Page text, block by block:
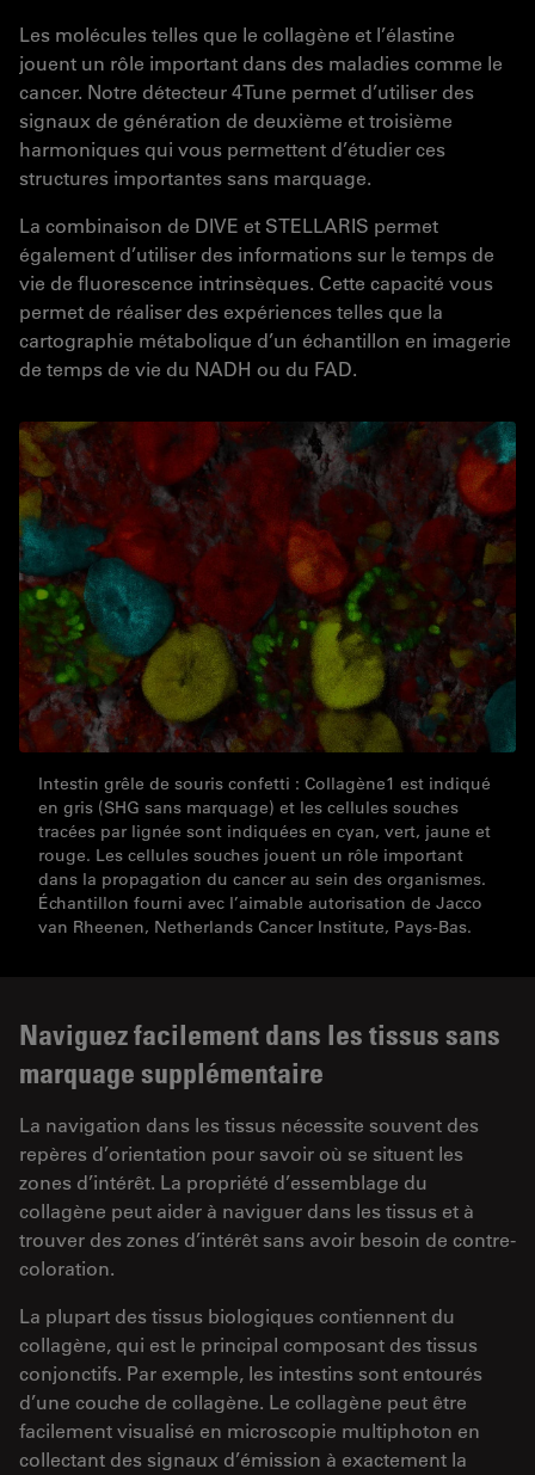
Les molécules telles que le collagène et l’élastine
jouent un rôle important dans des maladies comme le
cancer. Notre détecteur 4Tune permet d’utiliser des
signaux de génération de deuxième et troisième
harmoniques qui vous permettent d’étudier ces
structures importantes sans marquage.
La combinaison de DIVE et STELLARIS permet
également d’utiliser des informations sur le temps de
vie de fluorescence intrinsèques. Cette capacité vous
permet de réaliser des expériences telles que la
cartographie métabolique d’un échantillon en imagerie
de temps de vie du NADH ou du FAD.
Intestin grêle de souris confetti : Collagène1 est indiqué
en gris (SHG sans marquage) et les cellules souches
tracées par lignée sont indiquées en cyan, vert, jaune et
rouge. Les cellules souches jouent un rôle important
dans la propagation du cancer au sein des organismes.
Échantillon fourni avec l’aimable autorisation de Jacco
van Rheenen, Netherlands Cancer Institute, Pays-Bas.
Naviguez facilement dans les tissus sans
marquage supplémentaire
La navigation dans les tissus nécessite souvent des
repères d’orientation pour savoir où se situent les
zones d’intérêt. La propriété d’essemblage du
collagène peut aider à naviguer dans les tissus et à
trouver des zones d’intérêt sans avoir besoin de contre-
coloration.
La plupart des tissus biologiques contiennent du
collagène, qui est le principal composant des tissus
conjonctifs. Par exemple, les intestins sont entourés
d’une couche de collagène. Le collagène peut être
facilement visualisé en microscopie multiphoton en
collectant des signaux d’émission à exactement la